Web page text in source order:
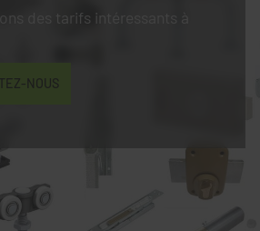
des tarifs intéressants à
NOUS